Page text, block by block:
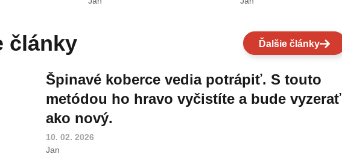
články Ďalšie články
Špinavé koberce vedia potrápiť. S touto
metódou ho hravo vyčistíte a bude vyzerať
ako nový.
10. 02. 2026
Jan